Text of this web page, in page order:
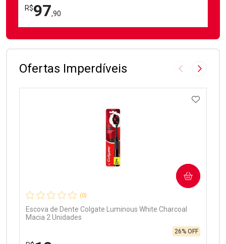
R$97,90
FECHAR
FECHAR
Ofertas Imperdíveis Imagem
(0)
Escova de Dente Colgate Luminous White Charcoal
Macia 2 Unidades
26% OFF
COMPRAR